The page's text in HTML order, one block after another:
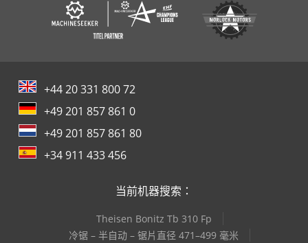
+44 20 331 800 72
+49 201 857 861 0
+49 201 857 861 80
+34 911 433 456
当前机器搜索：
Theisen Bonitz Tb 310 Fp
冷锯 – 半自动 – 锯片直径 471–499 毫米